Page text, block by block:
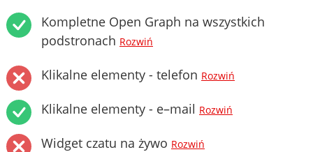
Kompletne Open Graph na wszystkich
podstronach Rozwiń
Klikalne elementy - telefon Rozwiń
Klikalne elementy - e–mail Rozwiń
Widget czatu na żywo Rozwiń